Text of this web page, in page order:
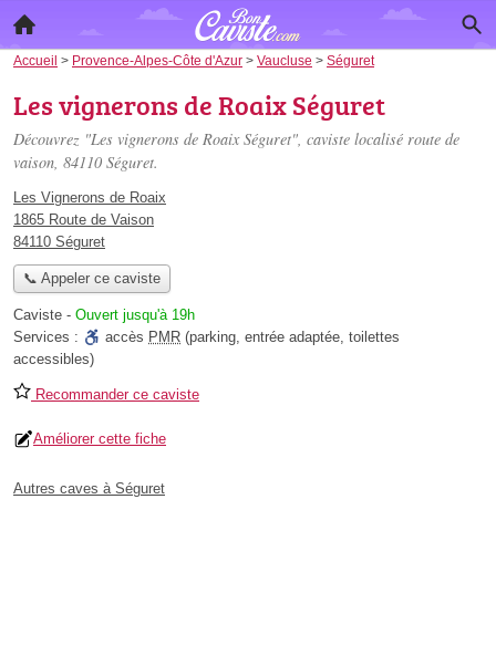
Accueil > Provence-Alpes-Côte d'Azur > Vaucluse > Séguret
Les vignerons de Roaix Séguret
Découvrez "Les vignerons de Roaix Séguret", caviste localisé route de
vaison, 84110 Séguret.
Les Vignerons de Roaix
1865 Route de Vaison
84110 Séguret
📞 Appeler ce caviste
Caviste - Ouvert jusqu'à 19h
Services :
accès PMR (parking, entrée adaptée, toilettes
accessibles)
Recommander ce caviste
Améliorer cette fiche
Autres caves à Séguret